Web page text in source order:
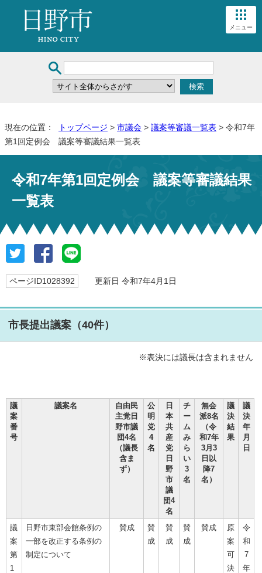
メニュー
現在の位置： トップページ > 市議会 > 議案等審議一覧表 > 令和7年
第1回定例会 議案等審議結果一覧表
令和7年第1回定例会 議案等審議結果
一覧表
ページID1028392 更新日 令和7年4月1日
市長提出議案（40件）
※表決には議長は含まれません
議
案
番
号
議案名
自由民
主党日
野市議
団4名
（議長
含ま
ず）
公
明
党
4
名
日
本
共
産
党
日
野
市
議
団4
名
チ
ー
ム
み
ら
い
3
名
無会
派8名
（令
和7年
3月3
日以
降7
名）
議
決
結
果
議
決
年
月
日
議
案
第
1
日野市東部会館条例の
一部を改正する条例の
制定について
賛成
賛
成
賛
成
賛
成
賛成
原
案
可
決
令
和
7
年